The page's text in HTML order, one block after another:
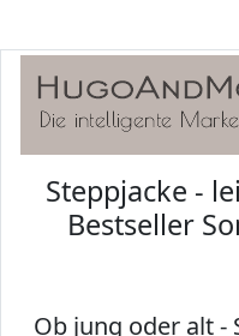
Steppjacke -
Bestseller
Ob jung oder alt -